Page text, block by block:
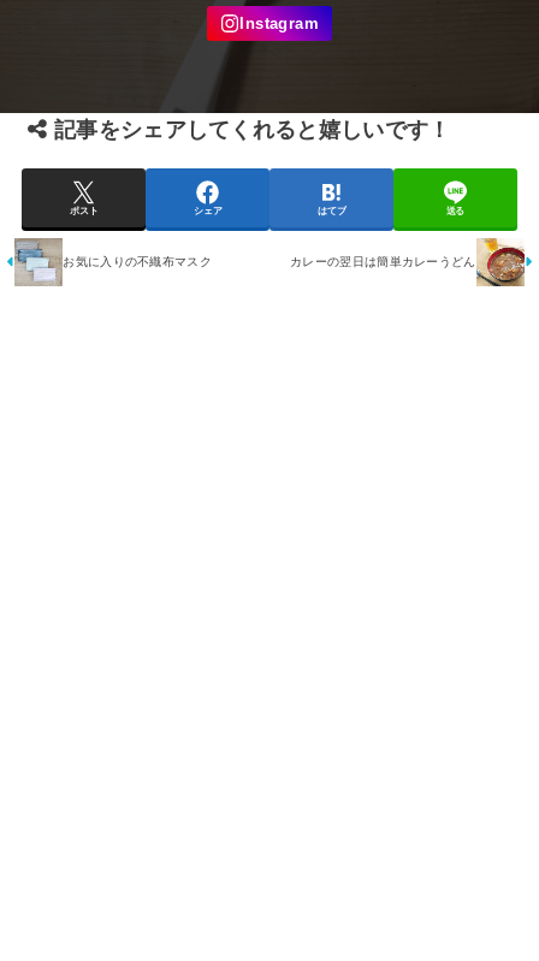
記事をシェアしてくれると嬉しいです！
ポスト シェア はてブ 送る
お気に入りの不織布マスク カレーの翌日は簡単カレーうどん